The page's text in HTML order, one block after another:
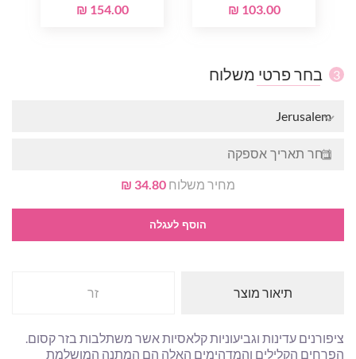
103.00 ₪
154.00 ₪
3 בחר פרטי משלוח
Jerusalem
מחיר משלוח 34.80 ₪
הוסף לעגלה
תיאור מוצר זר
ציפורנים עדינות וגביעוניות קלאסיות אשר משתלבות בזר קסום.
הפרחים הקלילים והמדהימים האלה הם המתנה המושלמת